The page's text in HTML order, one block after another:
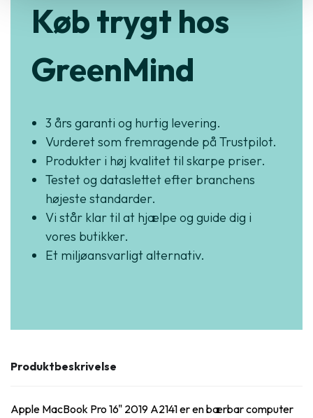
Køb trygt hos
GreenMind
3 års garanti og hurtig levering.
Vurderet som fremragende på Trustpilot.
Produkter i høj kvalitet til skarpe priser.
Testet og dataslettet efter branchens
højeste standarder.
Vi står klar til at hjælpe og guide dig i
vores butikker.
Et miljøansvarligt alternativ.
Produktbeskrivelse
Apple MacBook Pro 16" 2019 A2141 er en bærbar computer